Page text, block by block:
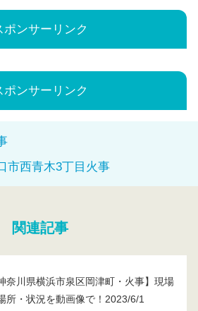
ポンサーリンク
ポンサーリンク
市西青木3丁目火事
関連記事
神奈川県横浜市泉区岡津町・火事】現場
所・状況を動画像で！2023/6/1